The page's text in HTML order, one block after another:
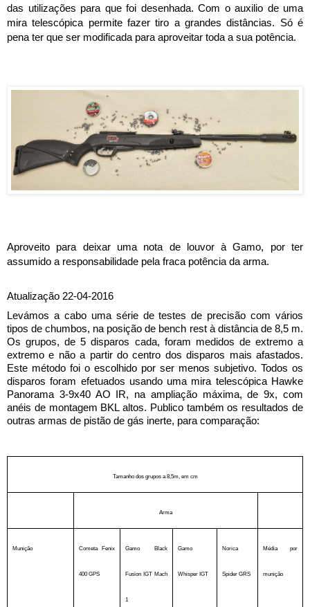
das utilizações para que foi desenhada. Com o auxilio de uma
mira telescópica permite fazer tiro a grandes distâncias. Só é
pena ter que ser modificada para aproveitar toda a sua potência.
Aproveito para deixar uma nota de louvor à Gamo, por ter
assumido a responsabilidade pela fraca potência da arma.
Atualização 22-04-2016
Levámos a cabo uma série de testes de precisão com vários
tipos de chumbos, na posição de bench rest à distância de 8,5 m.
Os grupos, de 5 disparos cada, foram medidos de extremo a
extremo e não a partir do centro dos disparos mais afastados.
Este método foi o escolhido por ser menos subjetivo. Todos os
disparos foram efetuados usando uma mira telescópica Hawke
Panorama 3-9x40 AO IR, na ampliação máxima, de 9x, com
anéis de montagem BKL altos. Publico também os resultados de
outras armas de pistão de gás inerte, para comparação:
Tamanho dos grupos a 8,5m, em cm
Arma
Munição Cometa Fenix
400 GPS
Gamo Black
Fusion IGT Mach
1
Gamo
Whisper IGT
Norica
Spider GRS
Média por
munição